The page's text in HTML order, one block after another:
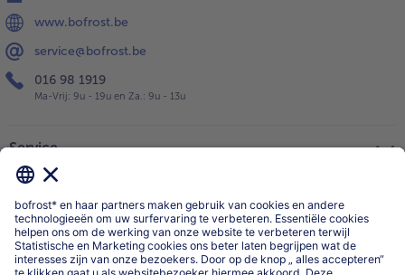
www.bofrost.be
service@bofrost.be
016 98 1919
Ma-Vrij: 9u - 19u en Za.: 9u - 13u
Service
Categorieën